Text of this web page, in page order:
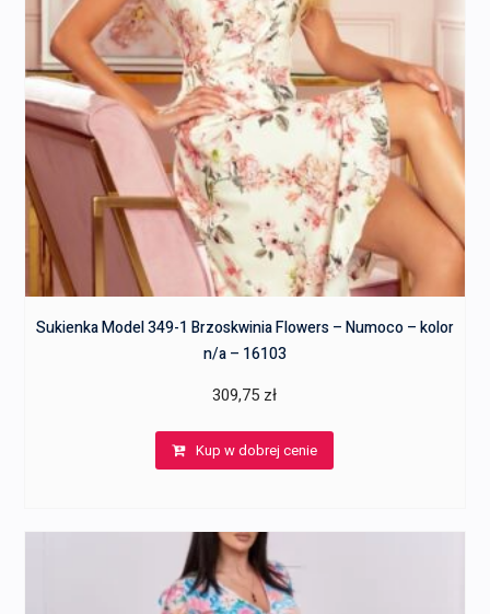
Sukienka Model 349-1 Brzoskwinia Flowers – Numoco – kolor
n/a – 16103
309,75 zł
Kup w dobrej cenie